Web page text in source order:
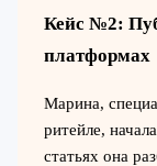
Кейс №2:
платформах
Марина,
ритейле,
статьях она